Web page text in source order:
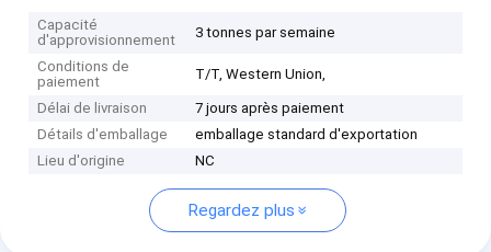
Capacité
d'approvisionnement
3 tonnes par semaine
Conditions de
paiement
T/T, Western Union,
Délai de livraison
7 jours après paiement
Détails d'emballage
emballage standard d'exportation
Lieu d'origine
NC
Regardez plus